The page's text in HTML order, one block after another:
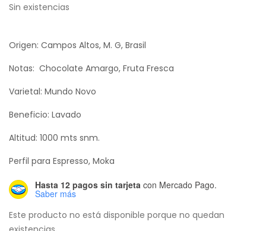
Sin existencias
Origen: Campos Altos, M. G, Brasil
Notas: Chocolate Amargo, Fruta Fresca
Varietal: Mundo Novo
Beneficio: Lavado
Altitud: 1000 mts snm.
Perfil para Espresso, Moka
Hasta 12 pagos sin tarjeta con Mercado Pago.
Saber más
Este producto no está disponible porque no quedan